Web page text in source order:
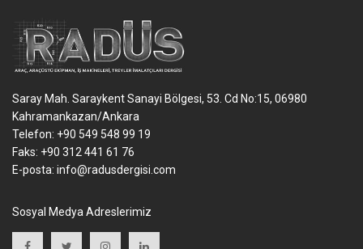
Saray Mah. Saraykent Sanayi Bölgesi, 53. Cd No:15, 06980
Kahramankazan/Ankara
Telefon: +90 549 548 99 19
Faks: +90 312 441 61 76
E-posta: info@radusdergisi.com
Sosyal Medya Adreslerimiz